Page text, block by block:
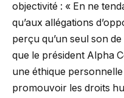
objectivité : « En ne
qu’aux allégations
perçu qu’un seul son
que le président Alpha
une éthique
promouvoir les droits